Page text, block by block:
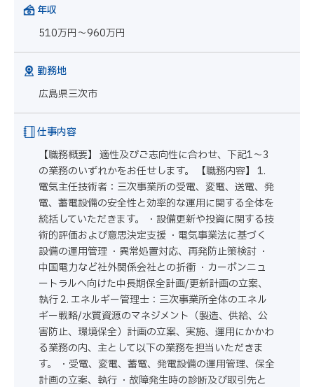
年収
510万円～960万円
勤務地
広島県三次市
仕事内容
【職務概要】 適性及びご志向性に合わせ、下記1～3
の業務のいずれかをお任せします。 【職務内容】 1.
電気主任技術者：三次事業所の受電、変電、送電、発
電、蓄電設備の安全性と効率的な運用に関する全体を
統括していただきます。 ・設備更新や投資に関する技
術的評価および意思決定支援 ・電気事業法に基づく
設備の運用管理 ・異常処置対応、再発防止策検討 ・
中国電力など社外関係会社との折衝 ・カーボンニュ
ートラルへ向けた中長期保全計画/更新計画の立案、
執行 2. エネルギー管理士：三次事業所全体のエネル
ギー戦略/水質資源のマネジメント（製造、供給、公
害防止、環境保全）計画の立案、実施、運用にかかわ
る業務の内、主として以下の業務を担当いただきま
す。 ・受電、変電、蓄電、発電設備の運用管理、保全
計画の立案、執行 ・故障発生時の診断及び取引先と